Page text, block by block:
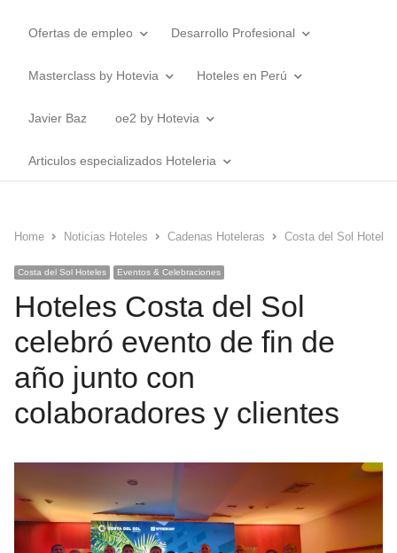
Ofertas de empleo Desarrollo Profesional
Masterclass by Hotevia Hoteles en Perú
Javier Baz oe2 by Hotevia
Articulos especializados Hoteleria
Home Noticias Hoteles Cadenas Hoteleras Costa del Sol Hoteles
Costa del Sol Hoteles Eventos & Celebraciones
Hoteles Costa del Sol
celebró evento de fin de
año junto con
colaboradores y clientes